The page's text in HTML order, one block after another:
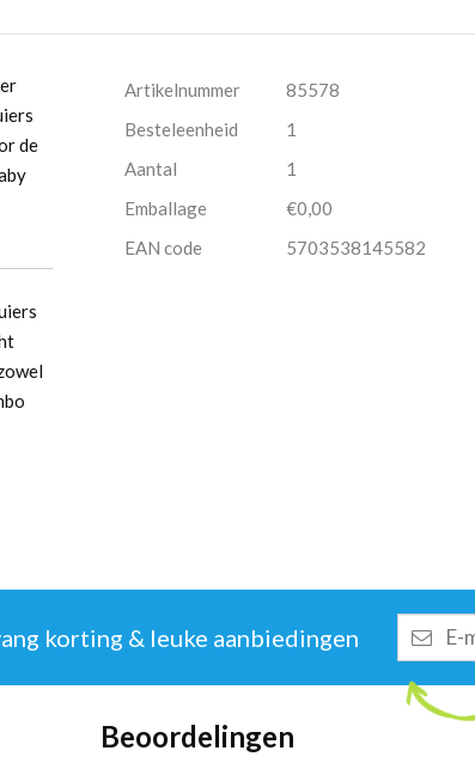
de
Artikelnummer
85578
Besteleenheid
1
Aantal
1
Emballage
€0,00
EAN code
5703538145582
korting & leuke aanbiedingen
mailadres
Beoordelingen